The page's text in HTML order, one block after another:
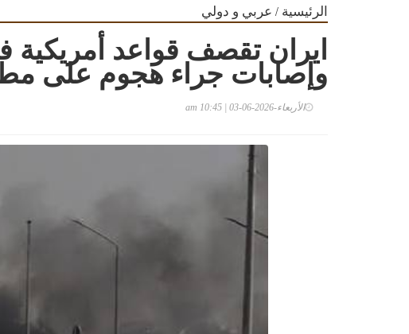
الرئيسية / عربي و دولي
ايران تقصف قواعد أمريكية
وإصابات جراء هجوم على
الأربعاء-2026-06-03 | 10:45 am